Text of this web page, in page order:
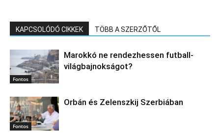
KAPCSOLÓDÓ CIKKEK TÖBB A SZERZŐTŐL
Fontos
Marokkó ne rendezhessen futball-
világbajnokságot?
Fontos
Orbán és Zelenszkij Szerbiában